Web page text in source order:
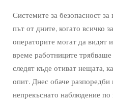
Системите за безопасност
път от дните, когато всичко
операторите могат да видят
време работниците
следят къде отиват нещата,
опит. Днес обаче разпоредби
непрекъснато наблюдение